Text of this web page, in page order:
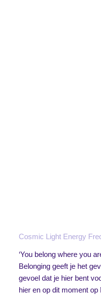
Cosmic Light Energy
‘You belong where you
Belonging geeft je het
gevoel dat je hier bent
hier en op dit moment